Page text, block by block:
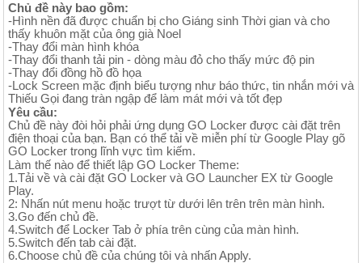
Chủ đề này bao gồm:
-Hình nền đã được chuẩn bị cho Giáng sinh Thời gian và cho
thấy khuôn mặt của ông già Noel
-Thay đổi màn hình khóa
-Thay đổi thanh tải pin - dòng màu đỏ cho thấy mức độ pin
-Thay đổi đồng hồ đồ họa
-Lock Screen mặc định biểu tượng như báo thức, tin nhắn mới và
Thiếu Gọi đang tràn ngập để làm mát mới và tốt đẹp
Yêu cầu:
Chủ đề này đòi hỏi phải ứng dụng GO Locker được cài đặt trên
điện thoại của bạn. Bạn có thể tải về miễn phí từ Google Play gõ
GO Locker trong lĩnh vực tìm kiếm.
Làm thế nào để thiết lập GO Locker Theme:
1.Tải về và cài đặt GO Locker và GO Launcher EX từ Google
Play.
2: Nhấn nút menu hoặc trượt từ dưới lên trên trên màn hình.
3.Go đến chủ đề.
4.Switch để Locker Tab ở phía trên cùng của màn hình.
5.Switch đến tab cài đặt.
6.Choose chủ đề của chúng tôi và nhấn Apply.